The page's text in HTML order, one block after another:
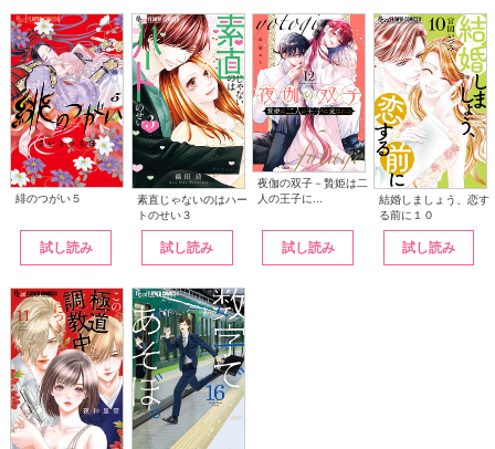
緋のつがい５
試し読み
素直じゃないのはハー
トのせい３
試し読み
夜伽の双子－贄姫は二
人の王子に...
試し読み
結婚しましょう、恋す
る前に１０
試し読み